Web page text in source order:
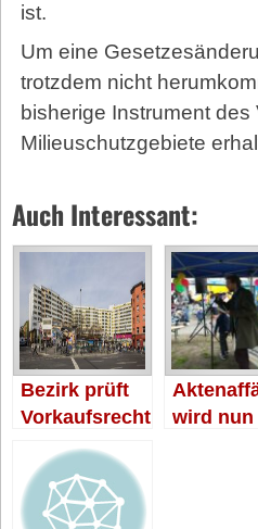
ist.
Um eine
trotzdem nicht
bisherige Instrument
Milieuschutzgebiete
Auch Interessant:
Bezirk prüft
Vorkaufsrecht
fürs NKZ
wird nun